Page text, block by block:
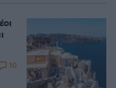
10